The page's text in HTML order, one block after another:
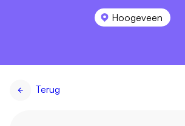
Hoogeveen
Terug